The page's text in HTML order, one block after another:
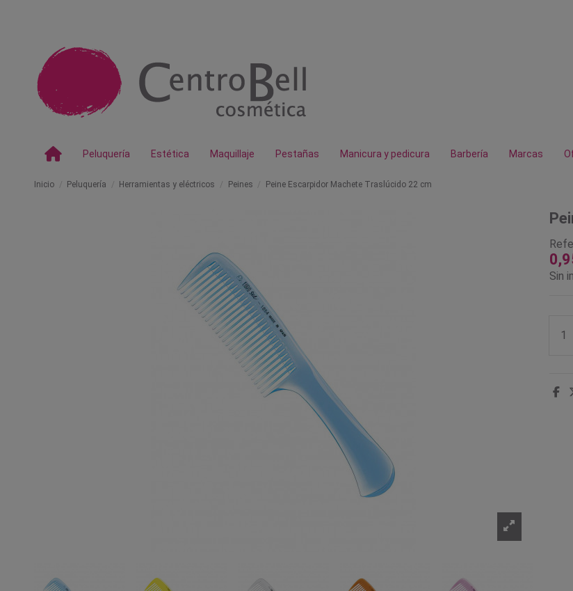
Peluquería Estética Maquillaje Pestañas Manicura y pedicura Barbería Marcas
Inicio Peluquería Herramientas y eléctricos Peines Peine Escarpidor Machete Traslúcido 22 cm
Sin